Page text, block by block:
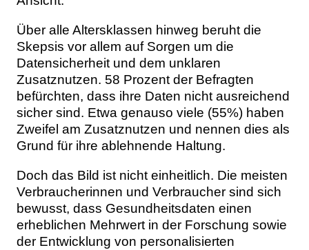
Über alle Altersklassen hinweg beruht die
Skepsis vor allem auf Sorgen um die
Datensicherheit und dem unklaren
Zusatznutzen. 58 Prozent der Befragten
befürchten, dass ihre Daten nicht ausreichend
sicher sind. Etwa genauso viele (55%) haben
Zweifel am Zusatznutzen und nennen dies als
Grund für ihre ablehnende Haltung.
Doch das Bild ist nicht einheitlich. Die meisten
Verbraucherinnen und Verbraucher sind sich
bewusst, dass Gesundheitsdaten einen
erheblichen Mehrwert in der Forschung sowie
der Entwicklung von personalisierten